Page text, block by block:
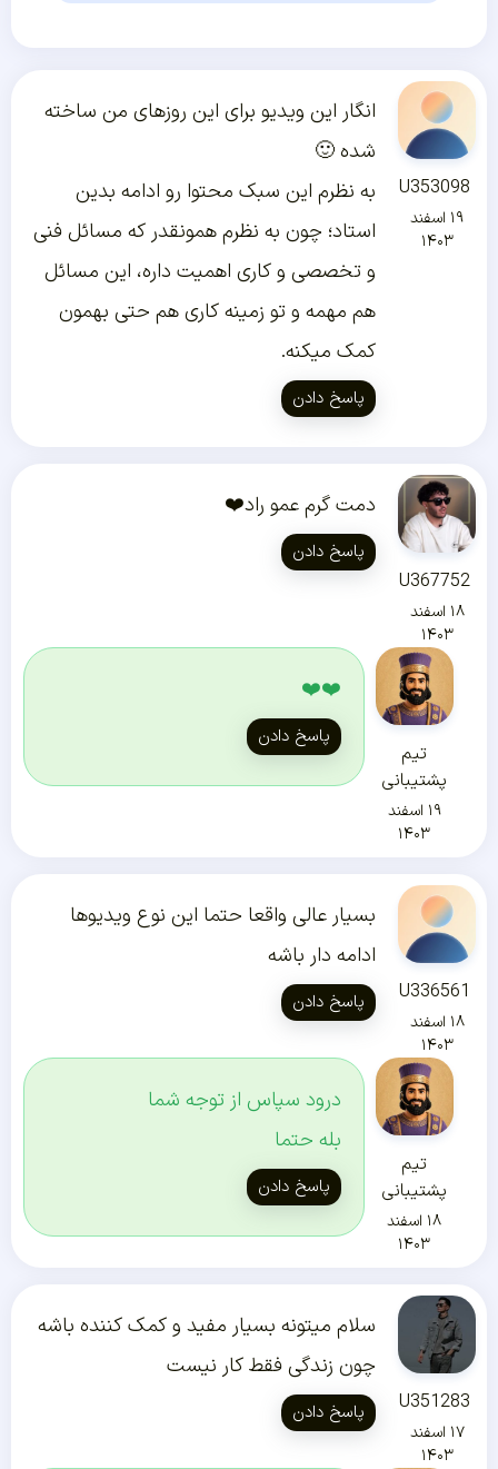
U353098
۱۹ اسفند
۱۴۰۳
انگار این ویدیو برای این روزهای من ساخته
شده 🙂
به نظرم این سبک محتوا رو ادامه بدین
استاد؛ چون به نظرم همونقدر که مسائل فنی
و تخصصی و کاری اهمیت داره، این مسائل
هم مهمه و تو زمینه کاری هم حتی بهمون
کمک میکنه.
پاسخ دادن
U367752
۱۸ اسفند
۱۴۰۳
دمت گرم عمو راد❤️
پاسخ دادن
تیم
پشتیبانی
۱۹ اسفند
۱۴۰۳
❤️❤️
پاسخ دادن
U336561
۱۸ اسفند
۱۴۰۳
بسیار عالی واقعا حتما این نوع ویدیوها
ادامه دار باشه
پاسخ دادن
تیم
پشتیبانی
۱۸ اسفند
۱۴۰۳
درود سپاس از توجه شما
بله حتما
پاسخ دادن
U351283
۱۷ اسفند
۱۴۰۳
سلام میتونه بسیار مفید و کمک کننده باشه
چون زندگی فقط کار نیست
پاسخ دادن